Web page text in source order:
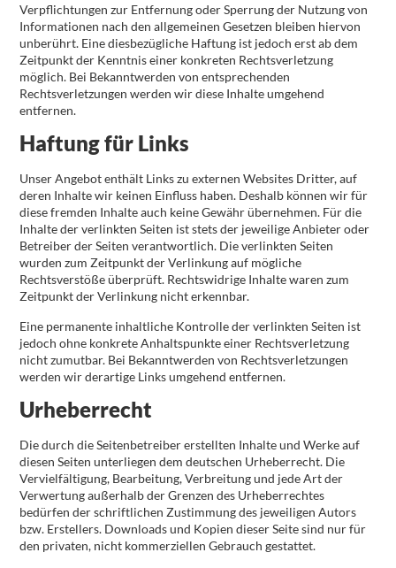
Verpflichtungen zur Entfernung oder Sperrung der Nutzung von
Informationen nach den allgemeinen Gesetzen bleiben hiervon
unberührt. Eine diesbezügliche Haftung ist jedoch erst ab dem
Zeitpunkt der Kenntnis einer konkreten Rechtsverletzung
möglich. Bei Bekanntwerden von entsprechenden
Rechtsverletzungen werden wir diese Inhalte umgehend
entfernen.
Haftung für Links
Unser Angebot enthält Links zu externen Websites Dritter, auf
deren Inhalte wir keinen Einfluss haben. Deshalb können wir für
diese fremden Inhalte auch keine Gewähr übernehmen. Für die
Inhalte der verlinkten Seiten ist stets der jeweilige Anbieter oder
Betreiber der Seiten verantwortlich. Die verlinkten Seiten
wurden zum Zeitpunkt der Verlinkung auf mögliche
Rechtsverstöße überprüft. Rechtswidrige Inhalte waren zum
Zeitpunkt der Verlinkung nicht erkennbar.
Eine permanente inhaltliche Kontrolle der verlinkten Seiten ist
jedoch ohne konkrete Anhaltspunkte einer Rechtsverletzung
nicht zumutbar. Bei Bekanntwerden von Rechtsverletzungen
werden wir derartige Links umgehend entfernen.
Urheberrecht
Die durch die Seitenbetreiber erstellten Inhalte und Werke auf
diesen Seiten unterliegen dem deutschen Urheberrecht. Die
Vervielfältigung, Bearbeitung, Verbreitung und jede Art der
Verwertung außerhalb der Grenzen des Urheberrechtes
bedürfen der schriftlichen Zustimmung des jeweiligen Autors
bzw. Erstellers. Downloads und Kopien dieser Seite sind nur für
den privaten, nicht kommerziellen Gebrauch gestattet.